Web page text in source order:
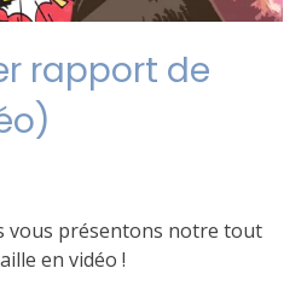
rapport de
vous présentons notre tout
en vidéo !